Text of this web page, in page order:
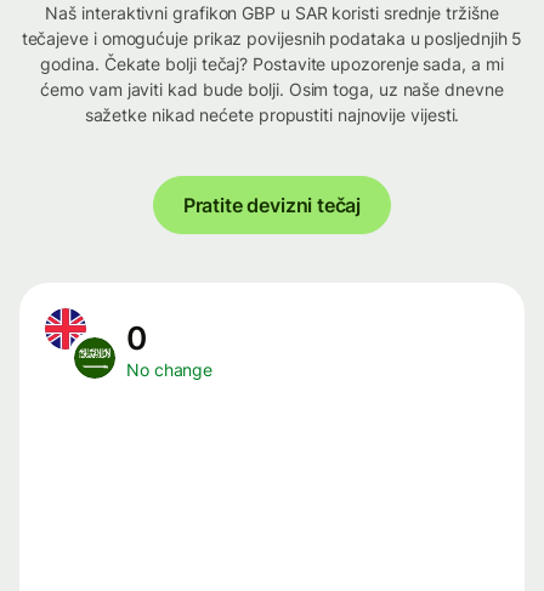
Naš interaktivni grafikon GBP u SAR koristi srednje tržišne
tečajeve i omogućuje prikaz povijesnih podataka u posljednjih 5
godina. Čekate bolji tečaj? Postavite upozorenje sada, a mi
ćemo vam javiti kad bude bolji. Osim toga, uz naše dnevne
sažetke nikad nećete propustiti najnovije vijesti.
Pratite devizni tečaj
0
No change